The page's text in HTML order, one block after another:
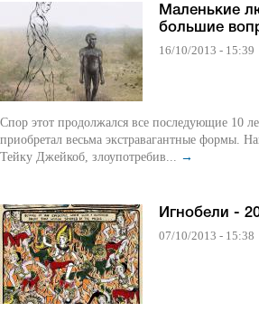
Маленькие
большие
16/10/2013 - 15:39
Спор этот продолжался все последующие 10
приобретал весьма экстравагантные формы.
Тейку Джейкоб, злоупотребив... →
Игнобели -
07/10/2013 - 15:38